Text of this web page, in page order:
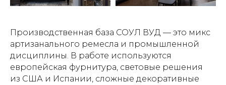
Производственная база СОУЛ ВУД — это микс
артизанального ремесла и промышленной
дисциплины. В работе используются
европейская фурнитура, световые решения
из США и Испании, сложные декоративные